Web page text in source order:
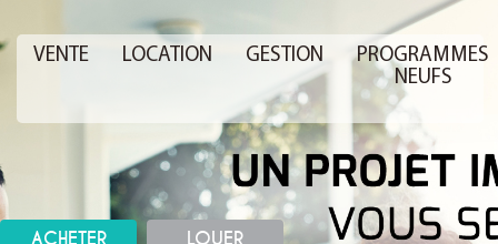
VENTE LOCATION GESTION
PROGRAMMES
NEUFS
ACHETER LOUER